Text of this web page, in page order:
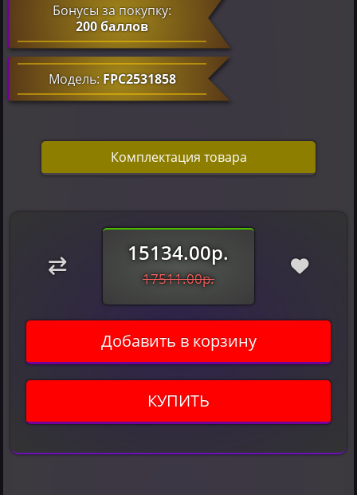
Бонусы за покупку:
200 баллов
Модель:FPC2531858
Комплектация товара
15134.00р.
17511.00р.
Добавить в корзину
КУПИТЬ